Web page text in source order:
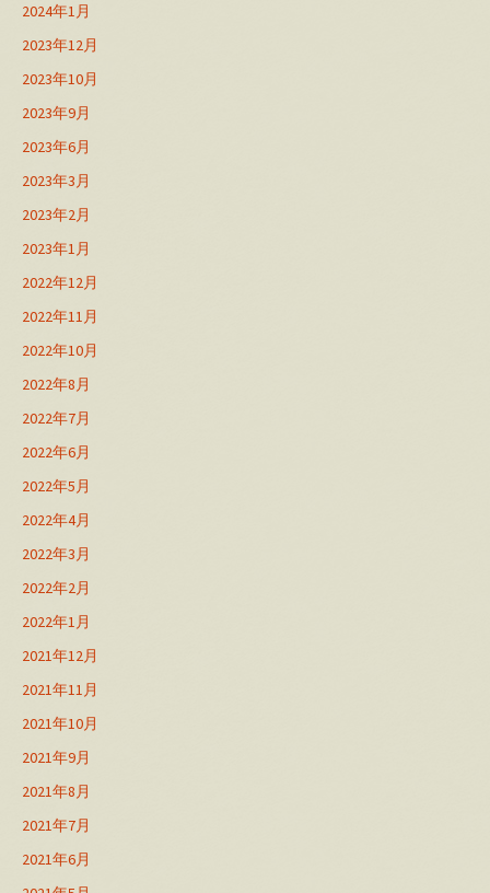
2024年1月
2023年12月
2023年10月
2023年9月
2023年6月
2023年3月
2023年2月
2023年1月
2022年12月
2022年11月
2022年10月
2022年8月
2022年7月
2022年6月
2022年5月
2022年4月
2022年3月
2022年2月
2022年1月
2021年12月
2021年11月
2021年10月
2021年9月
2021年8月
2021年7月
2021年6月